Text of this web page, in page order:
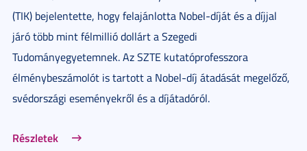
(TIK) bejelentette, hogy felajánlotta Nobel-díját és a díjjal
járó több mint félmillió dollárt a Szegedi
Tudományegyetemnek. Az SZTE kutatóprofesszora
élménybeszámolót is tartott a Nobel-díj átadását megelőző,
svédországi eseményekről és a díjátadóról.
Részletek